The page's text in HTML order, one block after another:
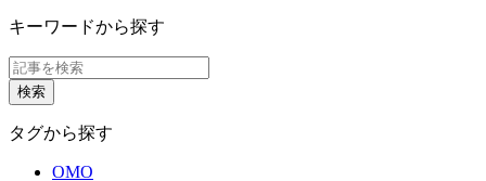
キーワードから探す
タグから探す
OMO